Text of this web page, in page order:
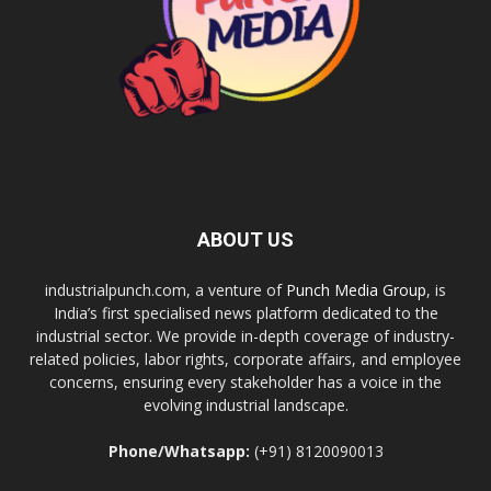
ABOUT US
industrialpunch.com, a venture of Punch Media Group, is
India’s first specialised news platform dedicated to the
industrial sector. We provide in-depth coverage of industry-
related policies, labor rights, corporate affairs, and employee
concerns, ensuring every stakeholder has a voice in the
evolving industrial landscape.
Phone/Whatsapp: (+91) 8120090013